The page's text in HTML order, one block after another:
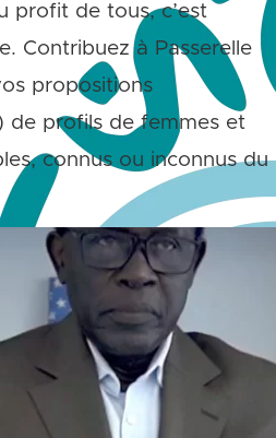
profit de tous, c’est
Contribuez à Passerelle
propositions
de profils de femmes et
connus ou inconnus du